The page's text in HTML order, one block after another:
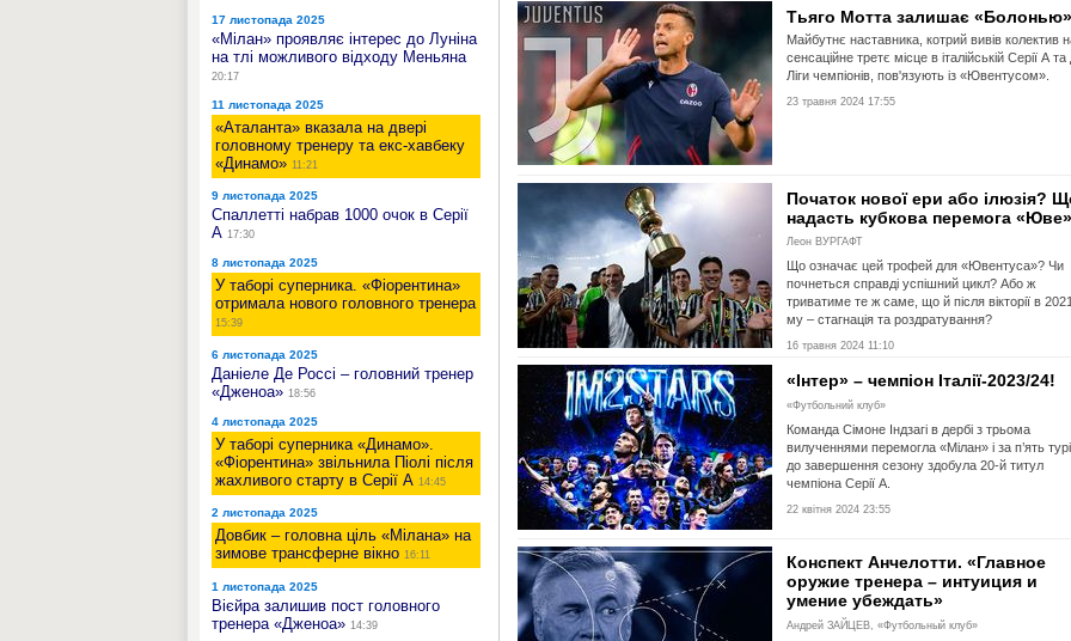
17 листопада 2025
«Мілан» проявляє інтерес до Луніна
на тлі можливого відходу Меньяна
20:17
11 листопада 2025
«Аталанта» вказала на двері
головному тренеру та екс-хавбеку
«Динамо» 11:21
9 листопада 2025
Спаллетті набрав 1000 очок в Серії
А 17:30
8 листопада 2025
У таборі суперника. «Фіорентина»
отримала нового головного тренера
15:39
6 листопада 2025
Даніеле Де Россі – головний тренер
«Дженоа» 18:56
4 листопада 2025
У таборі суперника «Динамо».
«Фіорентина» звільнила Піолі після
жахливого старту в Серії А 14:45
2 листопада 2025
Довбик – головна ціль «Мілана» на
зимове трансферне вікно 16:11
1 листопада 2025
Вієйра залишив пост головного
тренера «Дженоа» 14:39
Тьяго Мотта залишає «Болонью»
Майбутнє наставника, котрий вивів колектив
сенсаційне третє місце в італійській Серії А та
Ліги чемпіонів, пов'язують із «Ювентусом».
23 травня 2024 17:55
Початок нової ери або ілюзія?
надасть кубкова перемога «Юве»
Леон ВУРГАФТ
Що означає цей трофей для «Ювентуса»? Чи
почнеться справді успішний цикл? Або ж
триватиме те ж саме, що й після вікторії в
му – стагнація та роздратування?
16 травня 2024 11:10
«Інтер» – чемпіон Італії-2023/24!
«Футбольний клуб»
Команда Сімоне Індзагі в дербі з трьома
вилученнями перемогла «Мілан» і за п’ять
до завершення сезону здобула 20-й титул
чемпіона Серії А.
22 квітня 2024 23:55
Конспект Анчелотти. «Главное
оружие тренера – интуиция и
умение убеждать»
Андрей ЗАЙЦЕВ, «Футбольный клуб»